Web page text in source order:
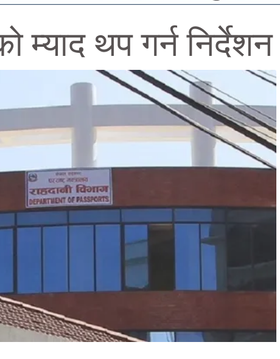
म्याद थप गर्न निर्देशन